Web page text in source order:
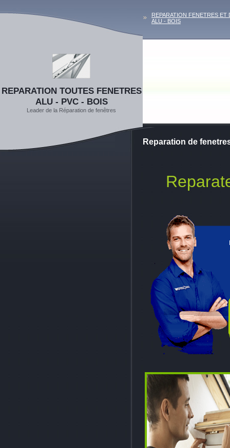
REPARATION FENETRES ET
ALU - BOIS
REPARATION TOUTES FENETRES
ALU - PVC - BOIS
Leader de la Réparation de fenêtres
Reparation de